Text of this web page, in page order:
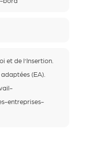
et de l’Insertion.
(EA).
entreprises-